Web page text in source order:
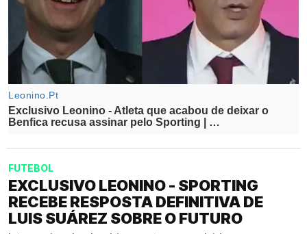
FUTEBOL
EXCLUSIVO LEONINO - SPORTING
RECEBE RESPOSTA DEFINITIVA DE
LUIS SUÁREZ SOBRE O FUTURO